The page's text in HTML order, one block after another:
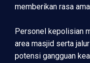
memberikan rasa
Personel kepolisian
area masjid serta
potensi gangguan